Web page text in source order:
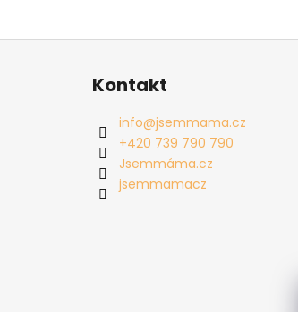
Kontakt
info@jsemmama.cz
+420 739 790 790
Jsemmáma.cz
jsemmamacz